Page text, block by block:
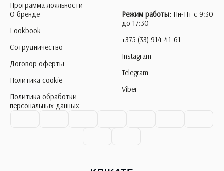
Программа лояльности
О бренде
Lookbook
Сотрудничество
Договор оферты
Политика cookie
Политика обработки
персональных данных
Режим работы: Пн-Пт с 9:30
до 17:30
+375 (33) 914-41-61
Instagram
Telegram
Viber